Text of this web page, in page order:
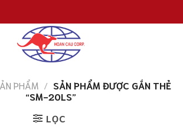
PHẨM / SẢN PHẨM ĐƯỢC GẮN THẺ
“SM-20LS”
LỌC